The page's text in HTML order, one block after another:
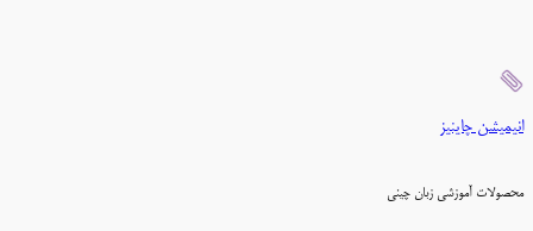
انیمیشن چاینیز
محصولات آموزشی زبان چینی